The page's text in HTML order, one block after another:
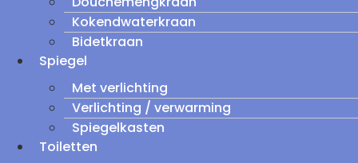
Kokendwaterkraan
Bidetkraan
Spiegel
Met verlichting
Verlichting / verwarming
Spiegelkasten
Toiletten